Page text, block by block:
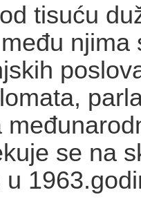
tisuću
njima
se na